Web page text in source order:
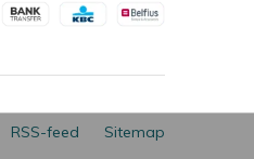
RSS-feed Sitemap